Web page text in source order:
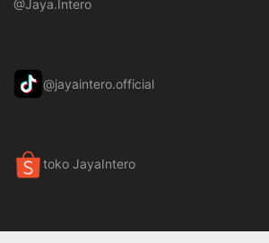
@Jaya.Intero
@jayaintero.official
toko JayaIntero